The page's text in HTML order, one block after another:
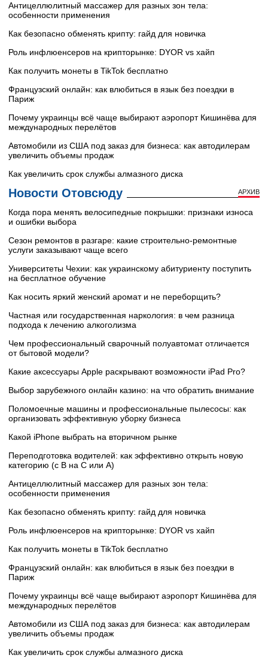
Антицеллюлитный массажер для разных зон тела:
особенности применения
Как безопасно обменять крипту: гайд для новичка
Роль инфлюенсеров на крипторынке: DYOR vs хайп
Как получить монеты в TikTok бесплатно
Французский онлайн: как влюбиться в язык без поездки в
Париж
Почему украинцы всё чаще выбирают аэропорт Кишинёва для
международных перелётов
Автомобили из США под заказ для бизнеса: как автодилерам
увеличить объемы продаж
Как увеличить срок службы алмазного диска
Новости Отовсюду АРХИВ
Когда пора менять велосипедные покрышки: признаки износа
и ошибки выбора
Сезон ремонтов в разгаре: какие строительно-ремонтные
услуги заказывают чаще всего
Университеты Чехии: как украинскому абитуриенту поступить
на бесплатное обучение
Как носить яркий женский аромат и не переборщить?
Частная или государственная наркология: в чем разница
подхода к лечению алкоголизма
Чем профессиональный сварочный полуавтомат отличается
от бытовой модели?
Какие аксессуары Apple раскрывают возможности iPad Pro?
Выбор зарубежного онлайн казино: на что обратить внимание
Поломоечные машины и профессиональные пылесосы: как
организовать эффективную уборку бизнеса
Какой iPhone выбрать на вторичном рынке
Переподготовка водителей: как эффективно открыть новую
категорию (с B на C или А)
Антицеллюлитный массажер для разных зон тела:
особенности применения
Как безопасно обменять крипту: гайд для новичка
Роль инфлюенсеров на крипторынке: DYOR vs хайп
Как получить монеты в TikTok бесплатно
Французский онлайн: как влюбиться в язык без поездки в
Париж
Почему украинцы всё чаще выбирают аэропорт Кишинёва для
международных перелётов
Автомобили из США под заказ для бизнеса: как автодилерам
увеличить объемы продаж
Как увеличить срок службы алмазного диска